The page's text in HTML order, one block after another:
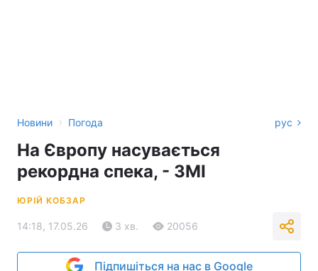
Новини › Погода рус
На Європу насувається
рекордна спека, - ЗМІ
ЮРІЙ КОБЗАР
14:18, 17.05.26 3 хв. 20056
Підпишіться на нас в Google